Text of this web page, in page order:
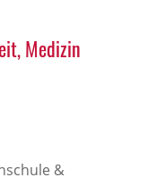
Medizin
&